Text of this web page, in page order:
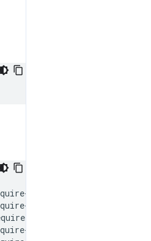
baseline
baseline
baseline
baseline